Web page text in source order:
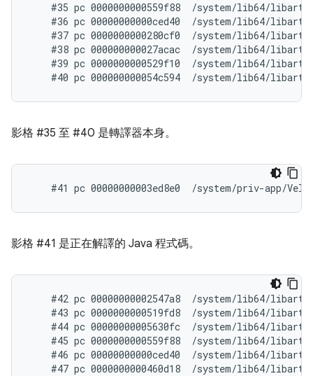
#35 pc 0000000000559f88  /system/lib64/
#36 pc 00000000000ced40  /system/lib64/
#37 pc 0000000000280cf0  /system/lib64/
#38 pc 000000000027acac  /system/lib64/
#39 pc 0000000000529f10  /system/lib64/
影格 #35 至 #40 是轉譯器本身。
影格 #41 是正在解譯的 Java 程式碼。
#42 pc 00000000002547a8  /system/lib64/
#43 pc 0000000000519fd8  /system/lib64/
#44 pc 00000000005630fc  /system/lib64/
#45 pc 0000000000559f88  /system/lib64/
#46 pc 00000000000ced40  /system/lib64/
#47 pc 0000000000460d18  /system/lib64/